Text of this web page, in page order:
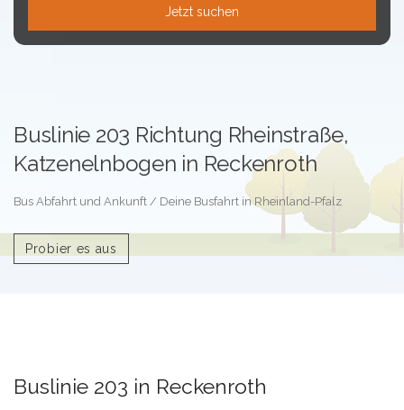
Jetzt suchen
Buslinie 203 Richtung Rheinstraße,
Katzenelnbogen in Reckenroth
Bus Abfahrt und Ankunft / Deine Busfahrt in Rheinland-Pfalz
Probier es aus
Buslinie 203 in Reckenroth